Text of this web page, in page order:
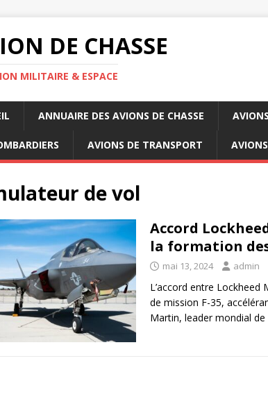
DE CHASSE
MILITAIRE & ESPACE
ANNUAIRE DES AVIONS DE CHASSE
AVIONS DE TRANSPORT
de vol
Accord
la formation
mai 13, 2024 admin
L’accord entre
de mission F-35,
Martin, leader mondial de